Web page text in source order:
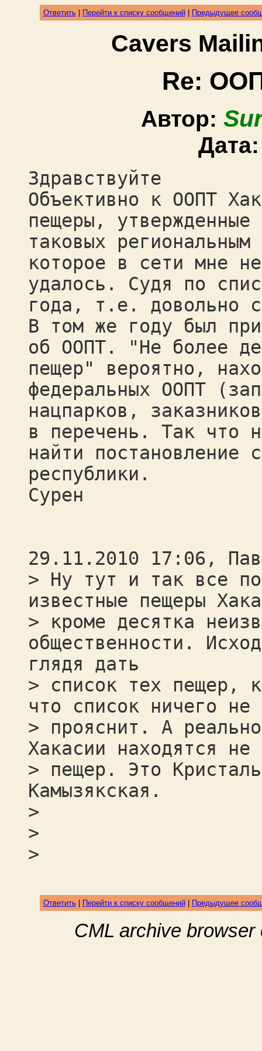
Ответить| Перейти к списку сообщений| Предыдущее
Cavers
Re:
Автор:
Здравствуйте
Объективно к ООПТ
пещеры, утвержденные
таковых
которое в сети мне не
удалось. Судя по
года, т.е. довольно
В том же году был
об ООПТ. "Не более
пещер" вероятно,
федеральных ООПТ
нацпарков,
в перечень. Так что
найти постановление
республики.
Сурен
29.11.2010 17:06,
> Ну тут и так все
известные пещеры
> кроме десятка
общественности.
глядя дать
> список тех пещер,
что список ничего не
> прояснит. А
Хакасии находятся не
> пещер. Это
Камызякская.
>
>
>
Ответить| Перейти к списку сообщений| Предыдущее
CML archive